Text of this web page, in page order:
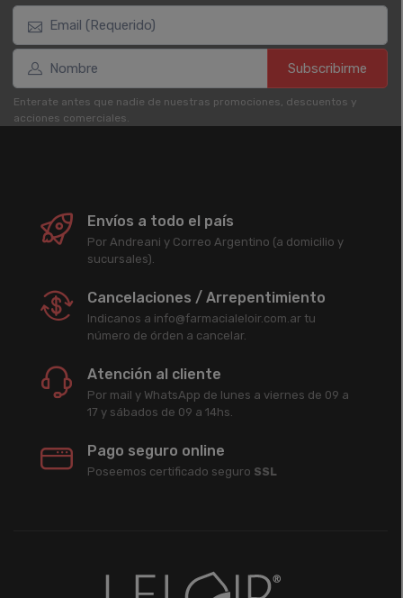
Subscribirme
Enterate antes que nadie de nuestras promociones, descuentos y
acciones comerciales.
Envíos a todo el país
Por Andreani y Correo Argentino (a domicilio y
sucursales).
Cancelaciones / Arrepentimiento
Indicanos a info@farmacialeloir.com.ar tu
número de órden a cancelar.
Atención al cliente
Por mail y WhatsApp de lunes a viernes de 09 a
17 y sábados de 09 a 14hs.
Pago seguro online
Poseemos certificado seguro SSL